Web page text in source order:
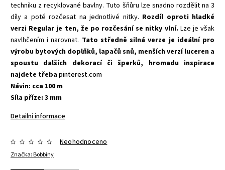
techniku z recyklované bavlny. Tuto šňůru lze snadno rozdělit na 3
díly a poté rozčesat na jednotlivé nitky. Rozdíl oproti hladké
verzi Regular je ten, že po rozčesání se nitky vlní. Lze je však
navlhčením i narovnat. Tato středně silná verze je ideální pro
výrobu bytových doplňků, lapačů snů, menších verzí luceren a
spoustu dalších dekorací či šperků, hromadu inspirace
najdete třebapinterest.com
Návin: cca 100 m
Síla příze: 3 mm
Detailní informace
Značka:Bobbiny
Neohodnoceno